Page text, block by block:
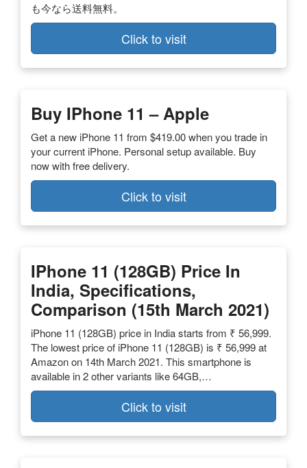
も今なら送料無料。
Click to visit
Buy IPhone 11 – Apple
Get a new iPhone 11 from $419.00 when you trade in
your current iPhone. Personal setup available. Buy
now with free delivery.
Click to visit
IPhone 11 (128GB) Price In
India, Specifications,
Comparison (15th March 2021)
iPhone 11 (128GB) price in India starts from ₹ 56,999.
The lowest price of iPhone 11 (128GB) is ₹ 56,999 at
Amazon on 14th March 2021. This smartphone is
available in 2 other variants like 64GB,…
Click to visit